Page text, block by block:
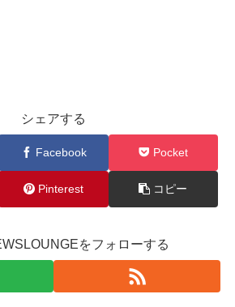
シェアする
Facebook Pocket
Pinterest コピー
をフォローする